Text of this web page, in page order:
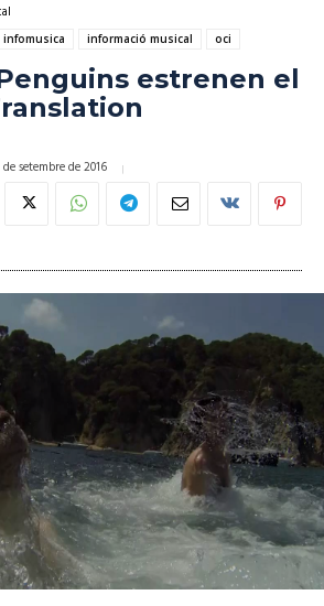
infomusica informació musical oci
estrenen el
setembre de 2016